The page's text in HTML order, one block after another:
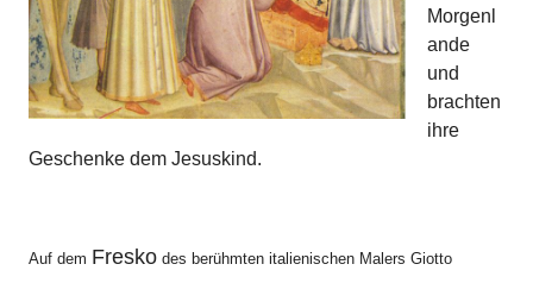
Morgenl
ande
und
brachten
ihre
Geschenke dem Jesuskind.
Auf dem Fresko des berühmten italienischen Malers Giotto